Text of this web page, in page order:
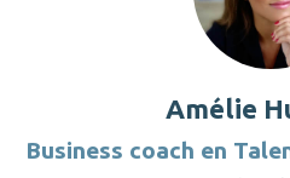
Amélie
Business coach en